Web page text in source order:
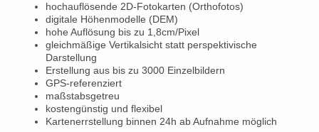
hochauflösende 2D-Fotokarten (Orthofotos)
digitale Höhenmodelle (DEM)
hohe Auflösung bis zu 1,8cm/Pixel
gleichmäßige Vertikalsicht statt perspektivische
Darstellung
Erstellung aus bis zu 3000 Einzelbildern
GPS-referenziert
maßstabsgetreu
kostengünstig und flexibel
Kartenerrstellung binnen 24h ab Aufnahme möglich